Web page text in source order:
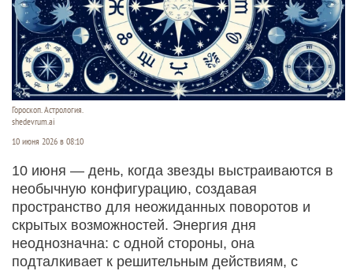
Гороскоп. Астрология.
shedevrum.ai
10 июня 2026 в 08:10
10 июня — день, когда звезды выстраиваются в
необычную конфигурацию, создавая
пространство для неожиданных поворотов и
скрытых возможностей. Энергия дня
неоднозначна: с одной стороны, она
подталкивает к решительным действиям, с